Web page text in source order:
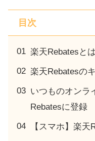
目次
楽天Rebatesとは
楽天Rebatesの
いつものオンラ
Rebatesに登録
【スマホ】楽